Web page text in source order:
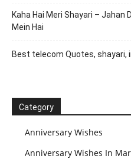
Kaha Hai Meri Shayari – Jahan
Mein Hai
Best telecom Quotes, shayari,
Category
Anniversary Wishes
Anniversary Wishes In